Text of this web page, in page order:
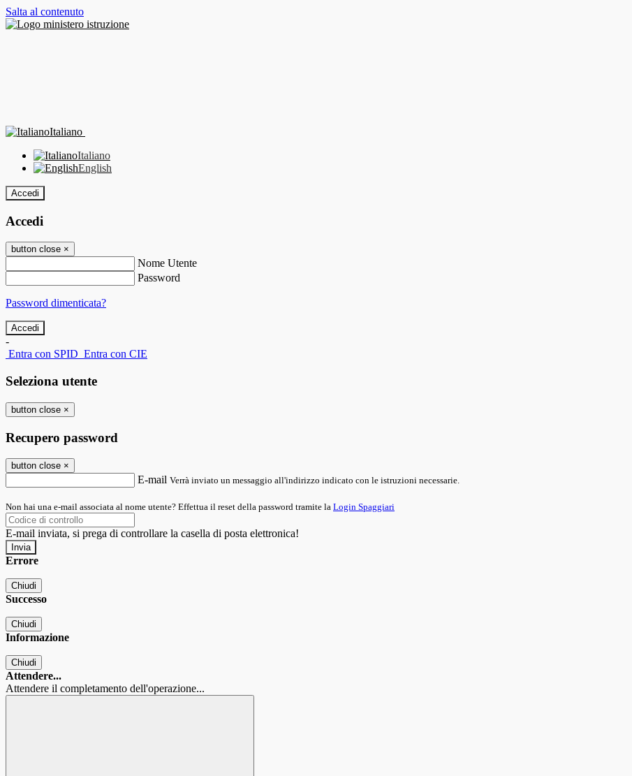
Salta al contenuto
Italiano
Italiano
English
Accedi
Accedi
button close ×
Nome Utente
Password
Password dimenticata?
-
Entra con SPID Entra con CIE
Seleziona utente
button close ×
Recupero password
button close ×
E-mail Verrà inviato un messaggio all'indirizzo indicato con le istruzioni necessarie.
Non hai una e-mail associata al nome utente? Effettua il reset della password tramite la Login Spaggiari
E-mail inviata, si prega di controllare la casella di posta elettronica!
Errore
Chiudi
Successo
Chiudi
Informazione
Chiudi
Attendere...
Attendere il completamento dell'operazione...